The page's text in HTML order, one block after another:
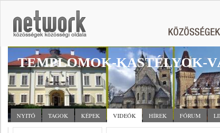
TEMPLOMOK-KASTÉLYOK-
NYITÓ TAGOK KÉPEK VIDEÓK HÍREK FÓRUM